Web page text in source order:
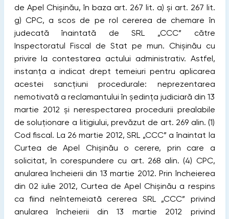
de Apel Chișinău, în baza art. 267 lit. a) și art. 267 lit.
g) CPC, a scos de pe rol cererea de chemare în
judecată înaintată de SRL „CCC” către
Inspectoratul Fiscal de Stat pe mun. Chișinău cu
privire la contestarea actului administrativ. Astfel,
instanţa a indicat drept temeiuri pentru aplicarea
acestei sancţiuni procedurale: neprezentarea
nemotivată a reclamantului în ședinţa judiciară din 13
martie 2012 și nerespectarea procedurii prealabile
de soluţionare a litigiului, prevăzut de art. 269 alin. (1)
Cod ﬁscal. La 26 martie 2012, SRL „CCC” a înaintat la
Curtea de Apel Chișinău o cerere, prin care a
solicitat, în corespundere cu art. 268 alin. (4) CPC,
anularea încheierii din 13 martie 2012. Prin încheierea
din 02 iulie 2012, Curtea de Apel Chișinău a respins
ca ﬁind neîntemeiată cererea SRL „CCC” privind
anularea încheierii din 13 martie 2012 privind